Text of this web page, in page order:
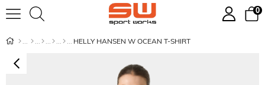
0
HELLY HANSEN W OCEAN T-SHIRT